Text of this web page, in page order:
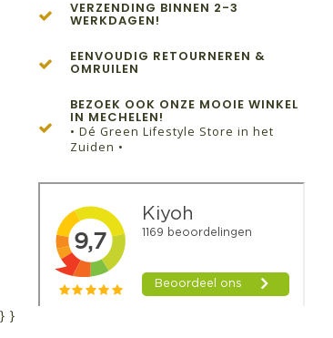
VERZENDING BINNEN 2-3
WERKDAGEN!
EENVOUDIG RETOURNEREN &
OMRUILEN
BEZOEK OOK ONZE MOOIE WINKEL
IN MECHELEN!
• Dé Green Lifestyle Store in het
Zuiden •
} }